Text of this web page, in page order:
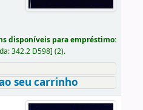
disponíveis para empréstimo:
342.2 D598] (2).
seu carrinho